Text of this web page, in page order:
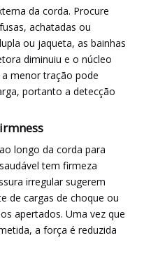
da corda. Procure
achatadas ou
ou jaqueta, as bainhas
diminuiu e o núcleo
menor tração pode
portanto a detecção
longo da corda para
tem firmeza
irregular sugerem
de cargas de choque ou
apertados. Uma vez que
a força é reduzida